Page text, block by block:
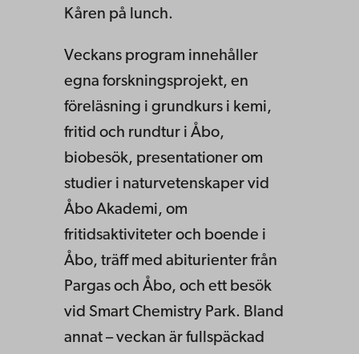
Kåren på lunch.
Veckans program innehåller
egna forskningsprojekt, en
föreläsning i grundkurs i kemi,
fritid och rundtur i Åbo,
biobesök, presentationer om
studier i naturvetenskaper vid
Åbo Akademi, om
fritidsaktiviteter och boende i
Åbo, träff med abiturienter från
Pargas och Åbo, och ett besök
vid Smart Chemistry Park. Bland
annat – veckan är fullspäckad